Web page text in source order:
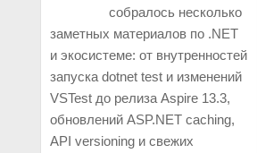
собралось несколько
заметных материалов по .NET
и экосистеме: от внутренностей
запуска dotnet test и изменений
VSTest до релиза Aspire 13.3,
обновлений ASP.NET caching,
API versioning и свежих